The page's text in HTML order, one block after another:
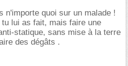
n'importe quoi sur un malade !
lui as fait, mais faire une
statique, sans mise à la terre
des dégâts .